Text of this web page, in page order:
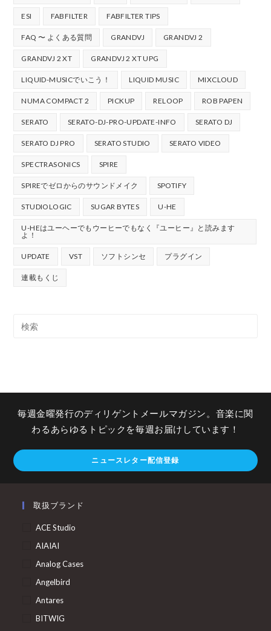
ESI FABFILTER FABFILTER TIPS
FAQ 〜 よくある質問 GRANDVJ GRANDVJ 2
GRANDVJ 2 XT GRANDVJ 2 XT UPG
LIQUID-MUSICでいこう！ LIQUID MUSIC MIXCLOUD
NUMA COMPACT 2 PICKUP RELOOP ROB PAPEN
SERATO SERATO-DJ-PRO-UPDATE-INFO SERATO DJ
SERATO DJ PRO SERATO STUDIO SERATO VIDEO
SPECTRASONICS SPIRE
SPIREでゼロからのサウンドメイク SPOTIFY
STUDIOLOGIC SUGAR BYTES U-HE
U-HEはユーヘーでもウーヒーでもなく『ユーヒー』と読みます
よ！
UPDATE VST ソフトシンセ プラグイン
連載もくじ
毎週金曜発行のディリゲントメールマガジン。音楽に関
わるあらゆるトピックを毎週お届けしています！
ニュースレター配信登録
取扱ブランド
ACE Studio
AIAIAI
Analog Cases
Angelbird
Antares
BITWIG